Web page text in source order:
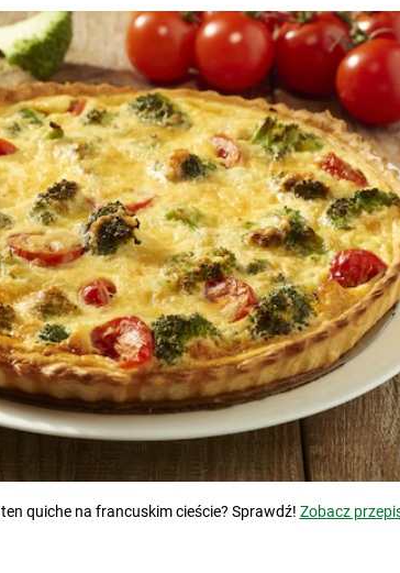
quiche na francuskim cieście? Sprawdź! Zobacz